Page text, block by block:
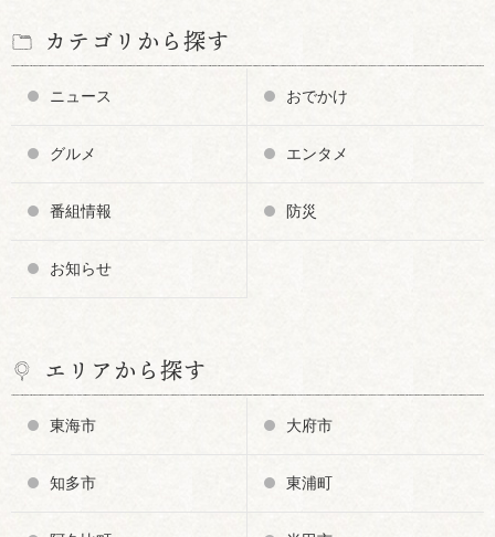
カテゴリから探す
ニュース おでかけ
グルメ エンタメ
番組情報 防災
お知らせ
エリアから探す
東海市 大府市
知多市 東浦町